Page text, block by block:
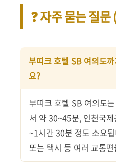
❓ 자주 묻는 질
부띠크 호텔 SB 여의도
요?
부띠크 호텔 SB 여의도
서 약 30~45분, 인천국
~1시간 30분 정도 소요
또는 택시 등 여러 교통